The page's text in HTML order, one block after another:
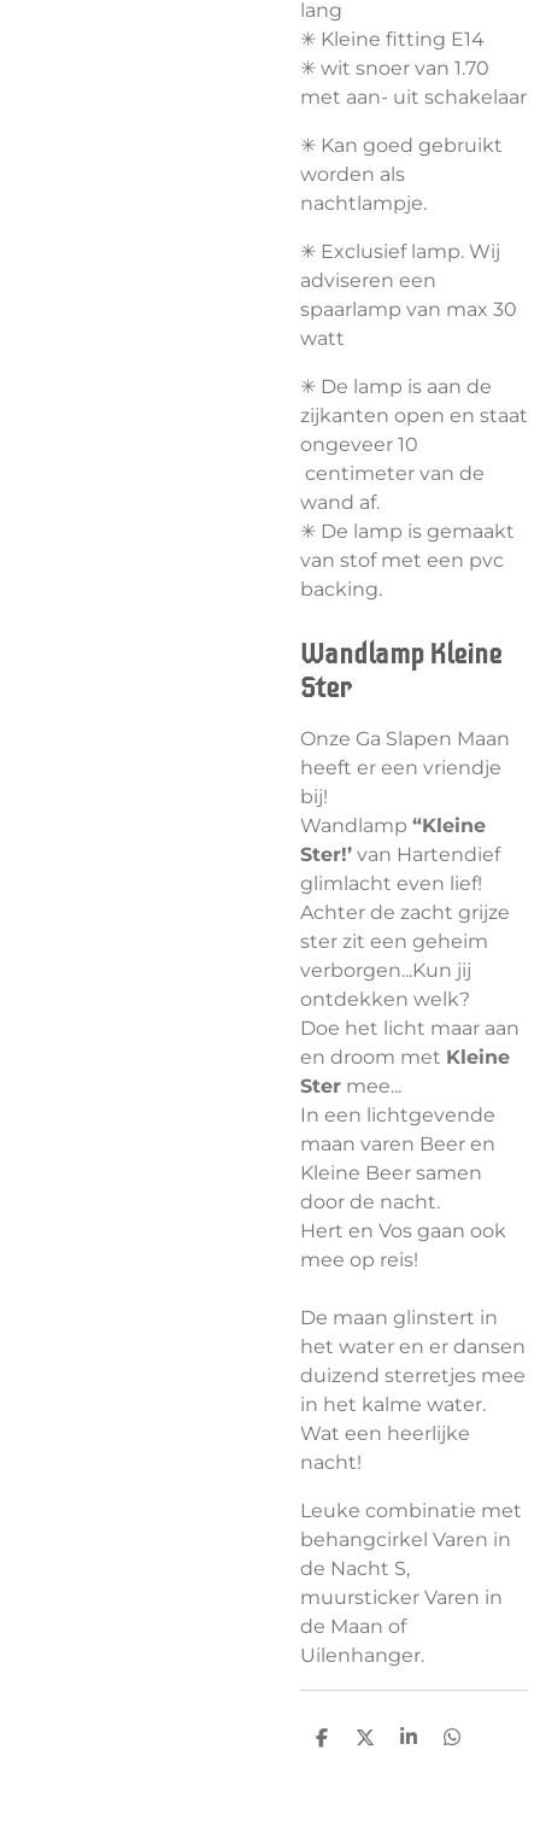
lang
✳︎ Kleine fitting E14
✳︎ wit snoer van 1.70
met aan- uit schakelaar
✳︎ Kan goed gebruikt
worden als
nachtlampje.
✳︎ Exclusief lamp. Wij
adviseren een
spaarlamp van max 30
watt
✳︎ De lamp is aan de
zijkanten open en staat
ongeveer 10
centimeter van de
wand af.
✳︎ De lamp is gemaakt
van stof met een pvc
backing.
Wandlamp Kleine
Ster
Onze Ga Slapen Maan
heeft er een vriendje
bij!
Wandlamp “Kleine
Ster!’ van Hartendief
glimlacht even lief!
Achter de zacht grijze
ster zit een geheim
verborgen...Kun jij
ontdekken welk?
Doe het licht maar aan
en droom met Kleine
Ster mee...
In een lichtgevende
maan varen Beer en
Kleine Beer samen
door de nacht.
Hert en Vos gaan ook
mee op reis!
De maan glinstert in
het water en er dansen
duizend sterretjes mee
in het kalme water.
Wat een heerlijke
nacht!
Leuke combinatie met
behangcirkel Varen in
de Nacht S,
muursticker Varen in
de Maan of
Uilenhanger.
D
D
S
D